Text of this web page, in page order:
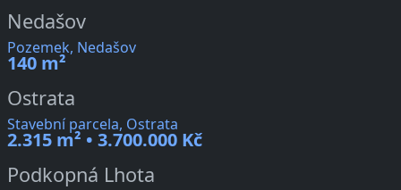
Nedašov
Pozemek, Nedašov
140 m²
Ostrata
Stavební parcela, Ostrata
2.315 m² • 3.700.000 Kč
Podkopná Lhota